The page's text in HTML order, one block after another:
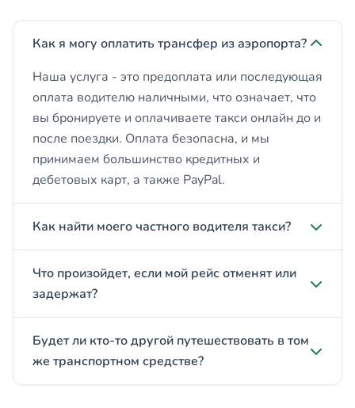
Как я могу оплатить трансфер из аэропорта?
Наша услуга - это предоплата или последующая
оплата водителю наличными, что означает, что
вы бронируете и оплачиваете такси онлайн до и
после поездки. Оплата безопасна, и мы
принимаем большинство кредитных и
дебетовых карт, а также PayPal.
Как найти моего частного водителя такси?
Что произойдет, если мой рейс отменят или
задержат?
Будет ли кто-то другой путешествовать в том
же транспортном средстве?